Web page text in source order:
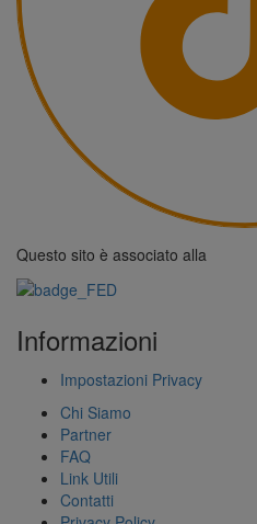
Questo sito è associato alla
Informazioni
Impostazioni Privacy
Chi Siamo
Partner
FAQ
Link Utili
Contatti